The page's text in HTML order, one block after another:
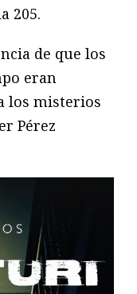
205.
de que los
eran
los misterios
Pérez